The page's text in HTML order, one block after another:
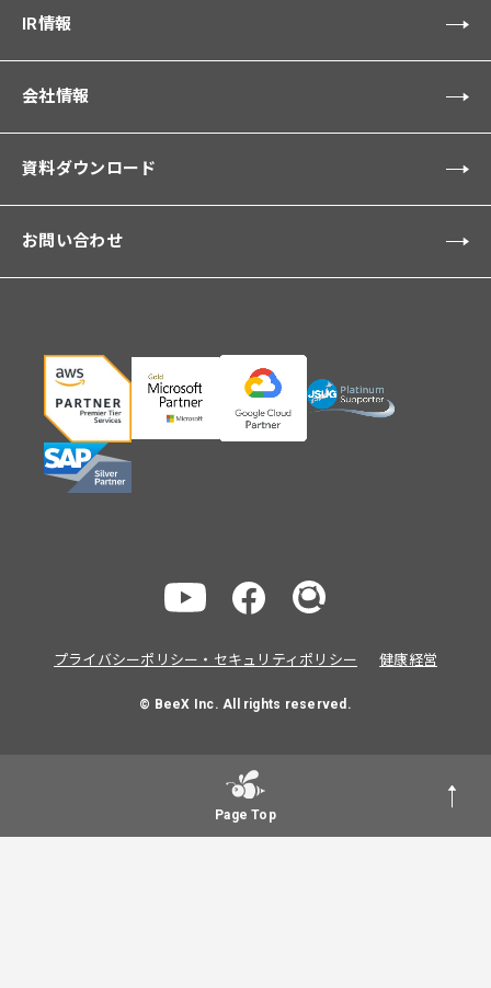
IR情報
会社情報
資料ダウンロード
お問い合わせ
プライバシーポリシー・セキュリティポリシー 健康経営
© BeeX Inc. All rights reserved.
Page Top